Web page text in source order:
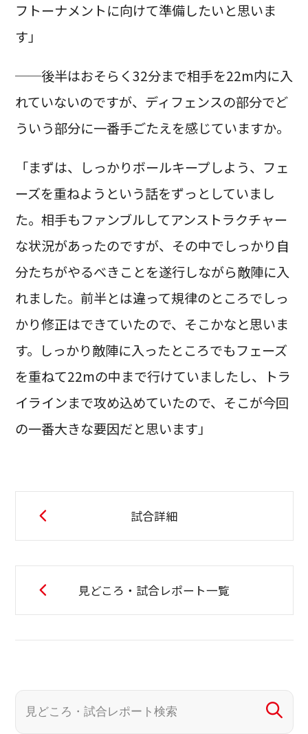
フトーナメントに向けて準備したいと思いま
す」
──後半はおそらく32分まで相手を22m内に入
れていないのですが、ディフェンスの部分でど
ういう部分に一番手ごたえを感じていますか。
「まずは、しっかりボールキープしよう、フェ
ーズを重ねようという話をずっとしていまし
た。相手もファンブルしてアンストラクチャー
な状況があったのですが、その中でしっかり自
分たちがやるべきことを遂行しながら敵陣に入
れました。前半とは違って規律のところでしっ
かり修正はできていたので、そこかなと思いま
す。しっかり敵陣に入ったところでもフェーズ
を重ねて22mの中まで行けていましたし、トラ
イラインまで攻め込めていたので、そこが今回
の一番大きな要因だと思います」
試合詳細
見どころ・試合レポート一覧